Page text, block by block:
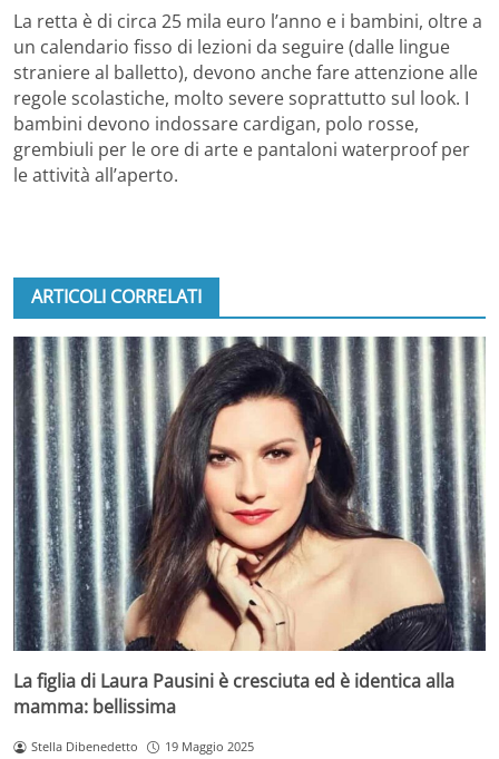
La retta è di circa 25 mila euro l’anno e i bambini, oltre a
un calendario fisso di lezioni da seguire (dalle lingue
straniere al balletto), devono anche fare attenzione alle
regole scolastiche, molto severe soprattutto sul look. I
bambini devono indossare cardigan, polo rosse,
grembiuli per le ore di arte e pantaloni waterproof per
le attività all’aperto.
ARTICOLI CORRELATI
La figlia di Laura Pausini è cresciuta ed è identica alla
mamma: bellissima
Stella Dibenedetto 19 Maggio 2025